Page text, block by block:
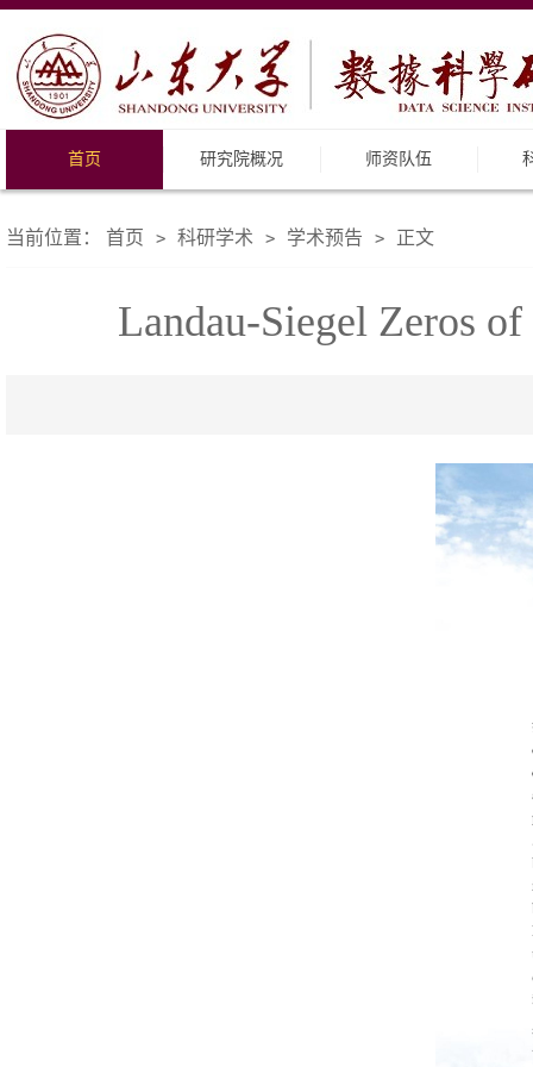
首页 研究院概况 师资队伍
当前位置： 首页 > 科研学术 > 学术预告 > 正文
Landau-Siegel Zeros